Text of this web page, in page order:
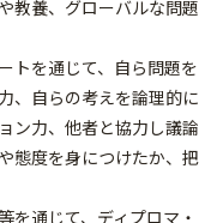
教養、グローバルな問題
トを通じて、自ら問題を
、自らの考えを論理的に
ン力、他者と協力し議論
態度を身につけたか、把
を通じて、ディプロマ・